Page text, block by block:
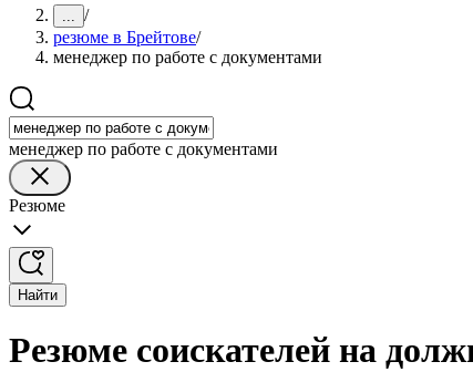
... /
резюме в Брейтове/
менеджер по работе с документами
менеджер по работе с документами
Резюме
Найти
Резюме соискателей на